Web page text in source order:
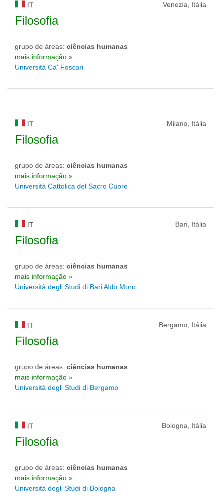
IT Venezia, Itália
Filosofia
grupo de áreas: ciências humanas
mais informação »
Università Ca' Foscari
IT Milano, Itália
Filosofia
grupo de áreas: ciências humanas
mais informação »
Università Cattolica del Sacro Cuore
IT Bari, Itália
Filosofia
grupo de áreas: ciências humanas
mais informação »
Università degli Studi di Bari Aldo Moro
IT Bergamo, Itália
Filosofia
grupo de áreas: ciências humanas
mais informação »
Università degli Studi di Bergamo
IT Bologna, Itália
Filosofia
grupo de áreas: ciências humanas
mais informação »
Università degli Studi di Bologna